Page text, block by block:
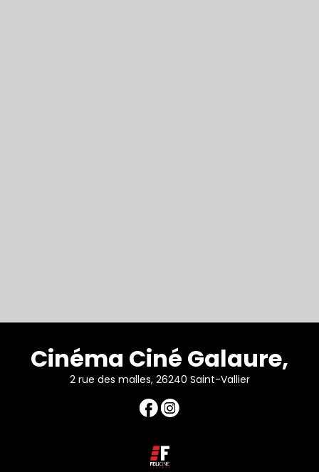
Cinéma Ciné Galaure,
2 rue des malles, 26240 Saint-Vallier